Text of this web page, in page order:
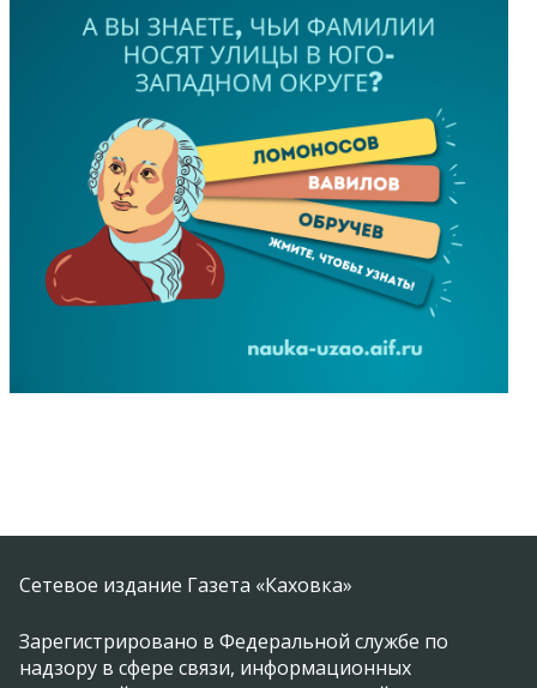
Сетевое издание Газета «Каховка»
Зарегистрировано в Федеральной службе по
надзору в сфере связи, информационных